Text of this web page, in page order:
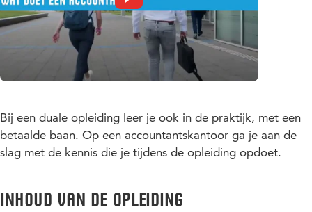
Bij een duale opleiding leer je ook in de praktijk, met een
betaalde baan. Op een accountantskantoor ga je aan de
slag met de kennis die je tijdens de opleiding opdoet.
Inhoud van de opleiding